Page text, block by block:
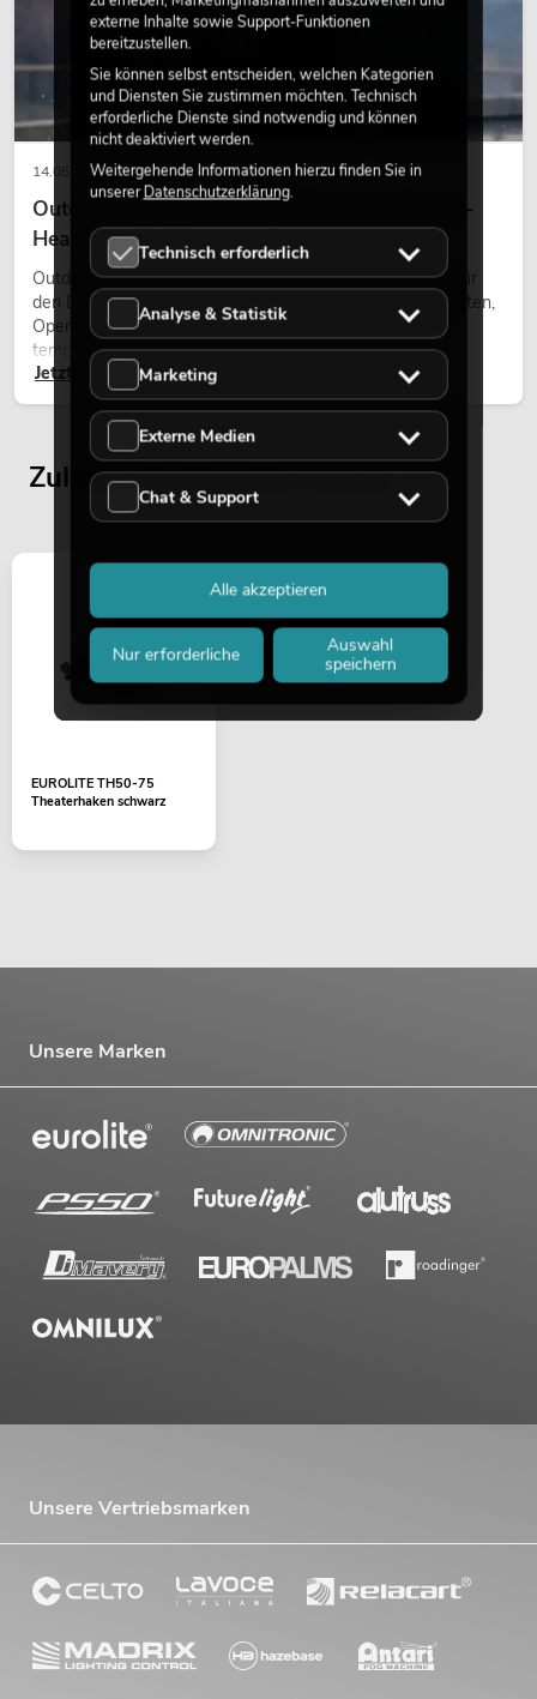
14.05.2026
Outdoor Moving-Heads: Wetterfeste Moving-
Heads bei Events
Outdoor Moving-Heads sind bewegliche Scheinwerfer für
den Einsatz im Freien. Sie werden bei Festivals, Stadtfesten,
Open-Air-Konzerten, Architekturinszenierungen und
temporären Außeninstallationen eingesetzt.
Jetzt lesen
Zuletzt angesehene Artikel
EUROLITE TH50-75
Theaterhaken schwarz
Unsere Marken
Unsere Vertriebsmarken
externe Inhalte sowie Support-Funktionen
bereitzustellen.
Sie können selbst entscheiden, welchen Kategorien
und Diensten Sie zustimmen möchten. Technisch
erforderliche Dienste sind notwendig und können
nicht deaktiviert werden.
Weitergehende Informationen hierzu finden Sie in
unsererDatenschutzerklärung.
Technisch erforderlich
Analyse & Statistik
Marketing
Externe Medien
Chat & Support
Nur erforderliche
Auswahl
speichern
Alle akzeptieren